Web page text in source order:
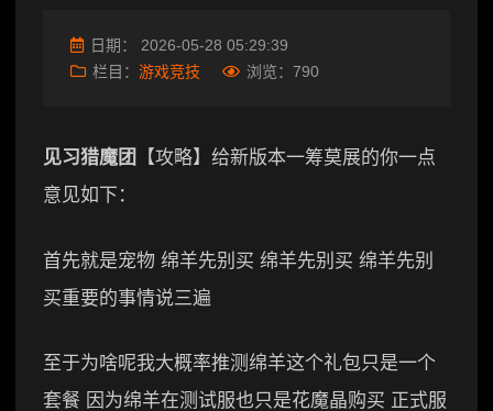
日期： 2026-05-28 05:29:39
栏目： 游戏竞技 浏览： 790
见习猎魔团
【攻略】给新版本一筹莫展的你一点
意见如下：
首先就是宠物 绵羊先别买 绵羊先别买 绵羊先别
买重要的事情说三遍
至于为啥呢我大概率推测绵羊这个礼包只是一个
套餐 因为绵羊在测试服也只是花魔晶购买 正式服